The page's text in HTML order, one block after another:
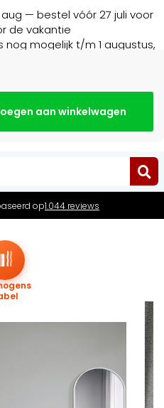
— bestel vóór 27 juli voor
de vakantie
nog mogelijk t/m 1 augustus,
op1.044 reviews
aan winkelwagen